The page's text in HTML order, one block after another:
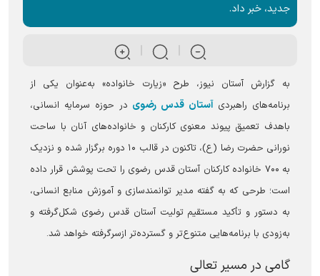
جدید، خبر داد.
به گزارش آستان نیوز، طرح «زیارت خانواده» به‌عنوان یکی از
برنامه‌های راهبردی آستان قدس رضوی در حوزه سرمایه انسانی،
باهدف تعمیق پیوند معنوی کارکنان و خانواده‌های آنان با ساحت
نورانی حضرت رضا (ع)، تاکنون در قالب ۱۰ دوره برگزار شده و نزدیک
به ۷۰۰ خانواده کارکنان آستان قدس رضوی را تحت پوشش قرار داده
است؛ طرحی که به گفته مدیر توانمندسازی و آموزش منابع انسانی،
به دستور و تأکید مستقیم تولیت آستان قدس رضوی شکل‌گرفته و
به‌زودی با برنامه‌هایی متنوع‌تر و گسترده‌تر ازسرگرفته خواهد شد.
گامی در مسیر تعالی